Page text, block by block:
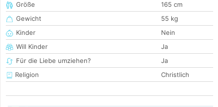
Größe
165 cm
Gewicht
55 kg
Kinder
Nein
Will Kinder
Ja
Für die Liebe umziehen?
Ja
Religion
Christlich